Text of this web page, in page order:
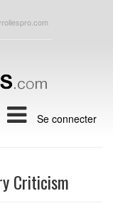
Se connecter
Criticism